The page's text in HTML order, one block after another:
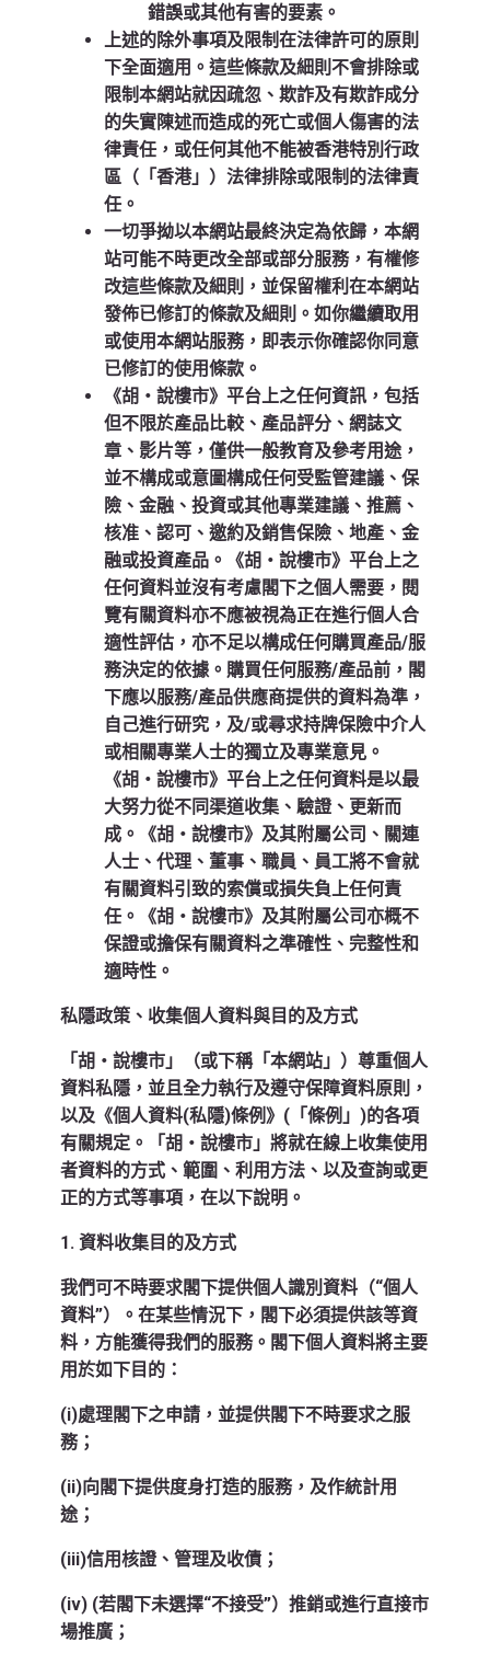
錯誤或其他有害的要素。
上述的除外事項及限制在法律許可的原則
下全面適用。這些條款及細則不會排除或
限制本網站就因疏忽、欺詐及有欺詐成分
的失實陳述而造成的死亡或個人傷害的法
律責任，或任何其他不能被香港特別行政
區（「香港」）法律排除或限制的法律責
任。
一切爭拗以本網站最終決定為依歸，本網
站可能不時更改全部或部分服務，有權修
改這些條款及細則，並保留權利在本網站
發佈已修訂的條款及細則。如你繼續取用
或使用本網站服務，即表示你確認你同意
已修訂的使用條款。
《胡‧說樓市》平台上之任何資訊，包括
但不限於產品比較、產品評分、網誌文
章、影片等，僅供一般教育及參考用途，
並不構成或意圖構成任何受監管建議、保
險、金融、投資或其他專業建議、推薦、
核准、認可、邀約及銷售保險、地產、金
融或投資產品。《胡‧說樓市》平台上之
任何資料並沒有考慮閣下之個人需要，閱
覽有關資料亦不應被視為正在進行個人合
適性評估，亦不足以構成任何購買產品/服
務決定的依據。購買任何服務/產品前，閣
下應以服務/產品供應商提供的資料為準，
自己進行研究，及/或尋求持牌保險中介人
或相關專業人士的獨立及專業意見。
《胡‧說樓市》平台上之任何資料是以最
大努力從不同渠道收集、驗證、更新而
成。《胡‧說樓市》及其附屬公司、關連
人士、代理、董事、職員、員工將不會就
有關資料引致的索償或損失負上任何責
任。《胡‧說樓市》及其附屬公司亦概不
保證或擔保有關資料之準確性、完整性和
適時性。
私隱政策、收集個人資料與目的及方式
「胡‧說樓市」（或下稱「本網站」）尊重個人
資料私隱，並且全力執行及遵守保障資料原則，
以及《個人資料(私隱)條例》(「條例」)的各項
有關規定。「胡‧說樓市」將就在線上收集使用
者資料的方式、範圍、利用方法、以及查詢或更
正的方式等事項，在以下說明。
1. 資料收集目的及方式
我們可不時要求閣下提供個人識別資料（“個人
資料”）。在某些情況下，閣下必須提供該等資
料，方能獲得我們的服務。閣下個人資料將主要
用於如下目的：
(i)處理閣下之申請，並提供閣下不時要求之服
務；
(ii)向閣下提供度身打造的服務，及作統計用
途；
(iii)信用核證、管理及收債；
(iv) (若閣下未選擇“不接受”）推銷或進行直接市
場推廣；